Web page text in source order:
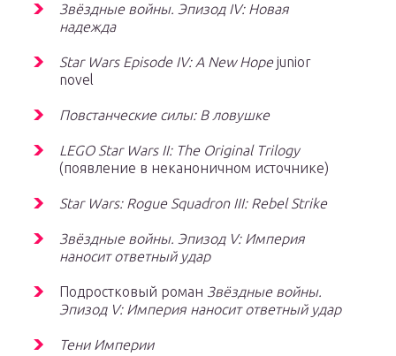
Звёздные войны. Эпизод IV: Новая
надежда
Star Wars Episode IV: A New Hopejunior
novel
Повстанческие силы: В ловушке
LEGO Star Wars II: The Original Trilogy
(появление в неканоничном источнике)
Star Wars: Rogue Squadron III: Rebel Strike
Звёздные войны. Эпизод V: Империя
наносит ответный удар
Подростковый роман Звёздные войны.
Эпизод V: Империя наносит ответный удар
Тени Империи